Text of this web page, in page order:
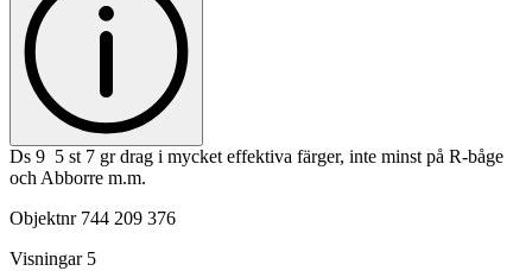
Ds 9 5 st 7 gr drag i mycket effektiva färger, inte minst på R-båge
och Abborre m.m.
Objektnr 744 209 376
Visningar 5